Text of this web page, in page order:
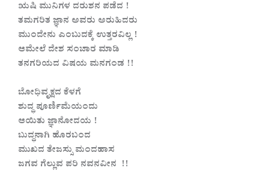
ಋಷಿ ಮುನಿಗಳ ದರುಶನ ಪಡೆದ !
ತಮಗರಿತ ಜ್ಞಾನ ಅವರು ಅರುಹಿದರು
ಮುಂದೇನು ಎಂಬುದಕ್ಕೆ ಉತ್ತರವಿಲ್ಲ !
ಆಮೇಲೆ ದೇಶ ಸಂಚಾರ ಮಾಡಿ
ತನಗರಿಯದ ವಿಷಯ ಮನಗಂಡ !!
ಬೋಧಿವೃಕ್ಷದ ಕೆಳಗೆ
ಶುದ್ಧ ಪೂರ್ಣಿಮೆಯಂದು
ಆಯಿತು ಜ್ಞಾನೋದಯ !
ಬುದ್ಧನಾಗಿ ಹೊರಬಂದ
ಮುಖದ ತೇಜಸ್ಸು ಮಂದಹಾಸ
ಜಗವ ಗೆಲ್ಲುವ ಪರಿ ನವನವೀನ !!